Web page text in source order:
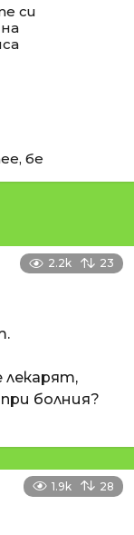
си
бе
2.2k 23
лекарят,
болния?
1.9k 28